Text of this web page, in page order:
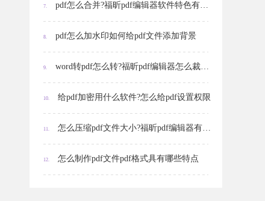
7. pdf怎么合并?福昕pdf编辑器软件特色有哪些?
8. pdf怎么加水印如何给pdf文件添加背景
9. word转pdf怎么转?福昕pdf编辑器怎么裁剪页面?
10. 给pdf加密用什么软件?怎么给pdf设置权限
11. 怎么压缩pdf文件大小?福昕pdf编辑器有哪些功能?
12. 怎么制作pdf文件pdf格式具有哪些特点